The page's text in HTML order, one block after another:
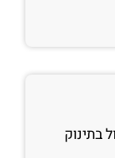
בתינוק